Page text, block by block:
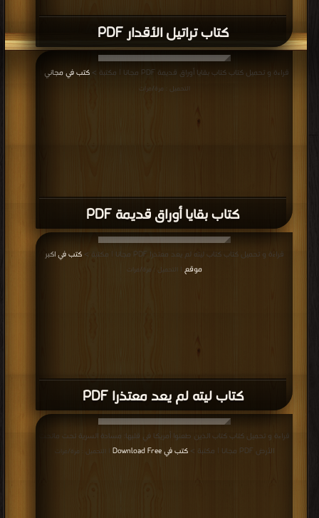
كتاب تراتيل الأقدار PDF
كتاب بقايا أوراق قديمة PDF
قراءة و تحميل كتاب كتاب بقايا أوراق قديمة PDF مجانا | مكتبة > كتب في مجاني
التحميل : مرة/مرات
كتاب ليته لم يعد معتذرا PDF
قراءة و تحميل كتاب كتاب ليته لم يعد معتذرا PDF مجانا | مكتبة >
كتب في اكبر
موقع
| التحميل : مرة/مرات
قراءة و تحميل كتاب كتاب الذين طعنوا أمريكا في قلبها: مسادة السرية تحت ماتحت
الأرض PDF مجانا | مكتبة >
كتب في Download Free | التحميل : مرة/مرات